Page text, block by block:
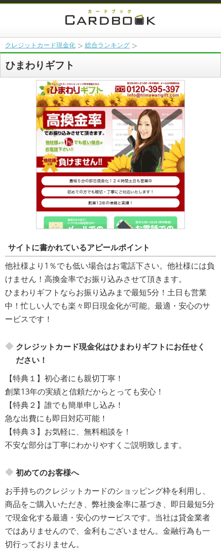
クレジットカード現金化 総合ランキング
ひまわりギフト
サイトに書かれているアピールポイント
他社様より1％でも低い場合はお電話下さい。他社様には負
けません！高換金率でお振り込みさせて頂きます。
ひまわりギフトならお振り込みまで最短5分！土日も営業
中！忙しい人でも楽々即日現金化が可能。最適・安心のサ
ービスです！
クレジットカード現金化はひまわりギフトにお任せく
ださい！
【特典１】初心者にも親切丁寧！
創業13年の実績と信頼だからとっても安心！
【特典２】誰でも簡単申し込み！
急な出費にも即日対応可能！
【特典３】お気軽に、無料相談を！
不安な部分は丁寧にわかりやすくご説明致します。
初めてのお客様へ
お手持ちのクレジットカードのショッピング枠を利用し、
商品をご購入いただき、弊社換金率に基づき、 即日最短5分
で現金化する最適・安心のサービスです。当社は貸金業者
ではありませんので、金利もございません。金融行為も一
切行っておりません。